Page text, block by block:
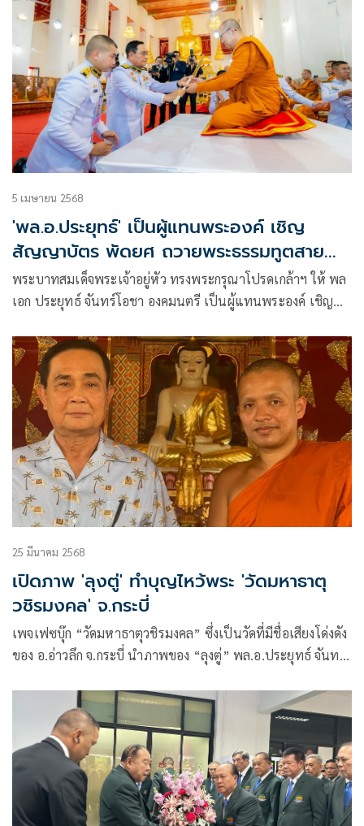
อำนาจได้นานกว่าพลเอกสุจินดา มีเนื้อหาดังนี้
5 เมษายน 2568
'พล.อ.ประยุทธ์' เป็นผู้แทนพระองค์ เชิญ
สัญญาบัตร พัดยศ ถวายพระธรรมทูตสาย
อินเดีย-เนปาล
พระบาทสมเด็จพระเจ้าอยู่หัว ทรงพระกรุณาโปรดเกล้าฯ ให้ พล
เอก ประยุทธ์ จันทร์โอชา องคมนตรี เป็นผู้แทนพระองค์ เชิญ
รอง ถวายแด่
25 มีนาคม 2568
เปิดภาพ 'ลุงตู่' ทำบุญไหว้พระ 'วัดมหาธาตุ
วชิรมงคล' จ.กระบี่
เพจเฟซบุ๊ก “วัดมหาธาตุวชิรมงคล” ซึ่งเป็นวัดที่มีชื่อเสียงโด่งดัง
ของ อ.อ่าวลึก จ.กระบี่ นำภาพของ “ลุงตู่” พล.อ.ประยุทธ์ จันทร์